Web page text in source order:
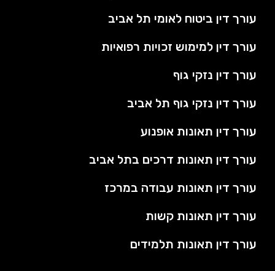
עורך דין ביטוח לאומי תל אביב
עורך דין למימוש זכויות רפואיות
עורך דין נזקי גוף
עורך דין נזקי גוף תל אביב
עורך דין תאונות אופנוע
עורך דין תאונות דרכים בתל אביב
עורך דין תאונות עבודה במרכז
עורך דין תאונות קשות
עורך דין תאונות תלמידים